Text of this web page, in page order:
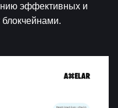
эффективных и